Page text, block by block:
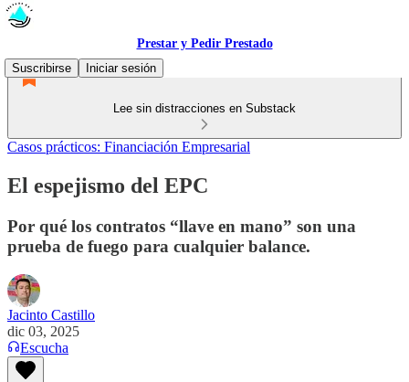
Prestar y Pedir Prestado
Suscribirse
Iniciar sesión
Lee sin distracciones en Substack
Casos prácticos: Financiación Empresarial
El espejismo del EPC
Por qué los contratos “llave en mano” son una
prueba de fuego para cualquier balance.
Jacinto Castillo
dic 03, 2025
Escucha